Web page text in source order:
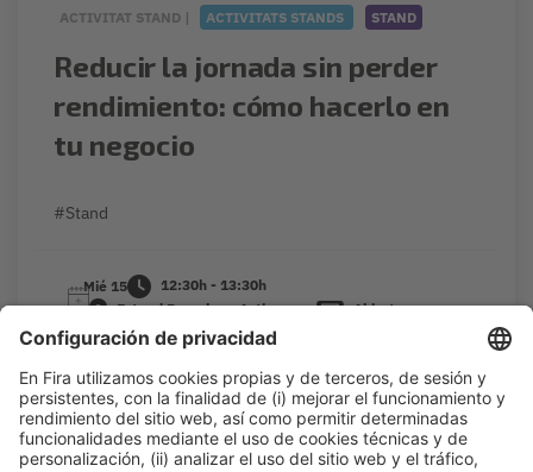
ACTIVITAT STAND | ACTIVITATS STANDS STAND
Reducir la jornada sin perder
rendimiento: cómo hacerlo en
tu negocio
#Stand
Mié 15
12:30h - 13:30h
Estand Barcelona Activa
Abierto
Leer más